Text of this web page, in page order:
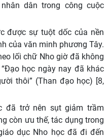
dân trong công cuộc
được sự tuột dốc của nền
của văn minh phương Tây.
lối chữ Nho giờ đã không
học ngày nay đã khác
thôi” (Than đạo học) [8,
đã trở nên sụt giảm trầm
còn ưu thế, tác dụng trong
dục Nho học đã đi đến